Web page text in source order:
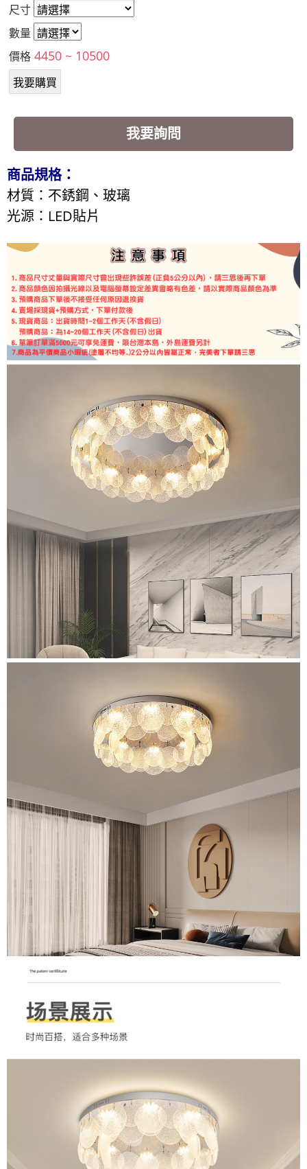
尺寸
數量
價格 4450 ~ 10500
我要詢問
商品規格：
材質：不銹鋼、玻璃
光源 ：LED貼片